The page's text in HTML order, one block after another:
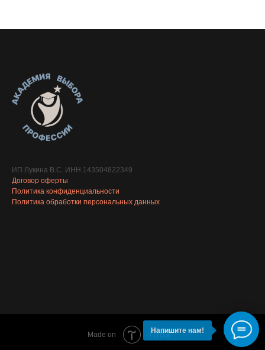
Напишите нам!
ИП Лукина В.С. ИНН 143504822349
Договор оферты
Политика конфиденциальности
Политика обработки персональных данных
Made on Tilda